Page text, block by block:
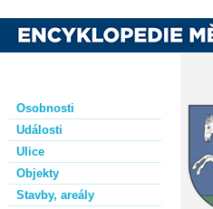
Osobnosti
Události
Ulice
Objekty
Stavby, areály